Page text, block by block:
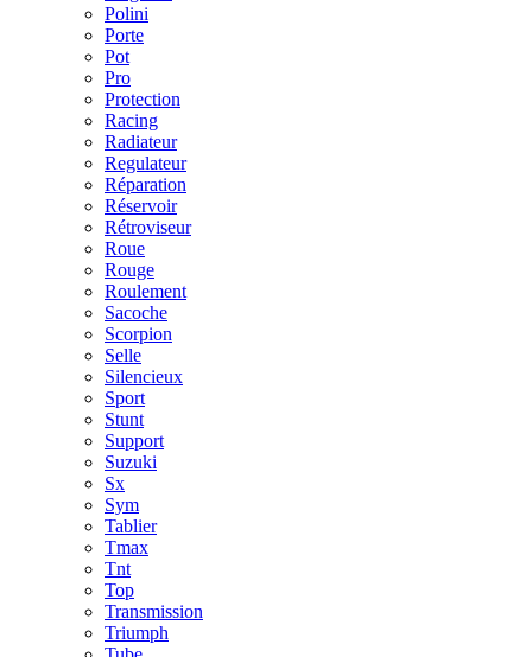
Polini
Porte
Pot
Pro
Protection
Racing
Radiateur
Regulateur
Réparation
Réservoir
Rétroviseur
Roue
Rouge
Roulement
Sacoche
Scorpion
Selle
Silencieux
Sport
Stunt
Support
Suzuki
Sx
Sym
Tablier
Tmax
Tnt
Top
Transmission
Triumph